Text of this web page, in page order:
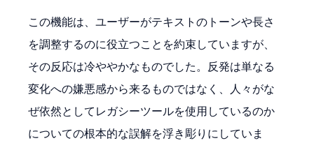
この機能は、ユーザーがテキストのトーンや長さ
を調整するのに役立つことを約束していますが、
その反応は冷ややかなものでした。反発は単なる
変化への嫌悪感から来るものではなく、人々がな
ぜ依然としてレガシーツールを使用しているのか
についての根本的な誤解を浮き彫りにしていま